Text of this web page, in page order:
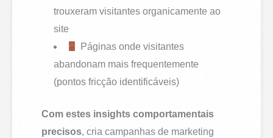
trouxeram visitantes organicamente ao
site
Páginas onde visitantes
abandonam mais frequentemente
(pontos fricção identificáveis)
Com estes insights comportamentais
precisos, cria campanhas de marketing